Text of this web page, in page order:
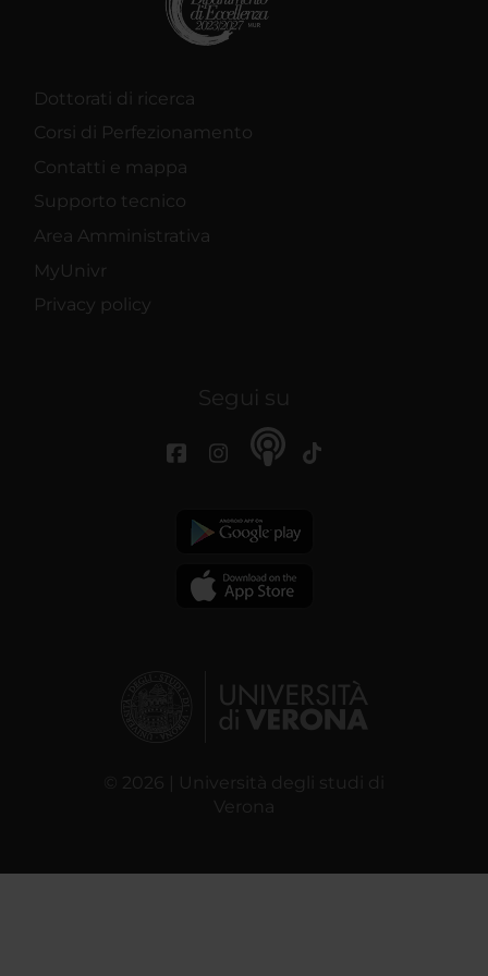
Dottorati di ricerca
Corsi di Perfezionamento
Contatti e mappa
Supporto tecnico
Area Amministrativa
MyUnivr
Privacy policy
Segui su
© 2026 | Università degli studi di
Verona